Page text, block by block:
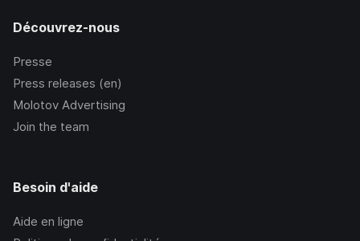
Découvrez-nous
Presse
Press releases (en)
Molotov Advertising
Join the team
Besoin d'aide
Aide en ligne